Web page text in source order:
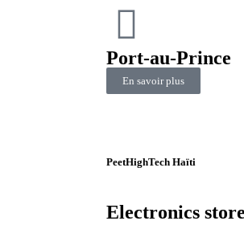
Port-au-Prince
En savoir plus
PeetHighTech Haïti
Electronics store